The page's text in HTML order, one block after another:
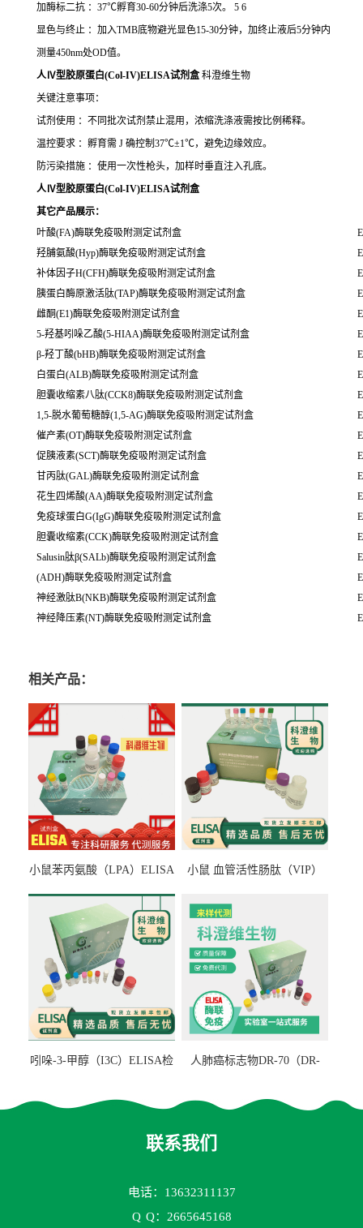
加酶标二抗 ：37℃孵育30-60分钟后洗涤5次。 5 6
显色与终止 ：加入TMB底物避光显色15-30分钟，加终止液后5分钟内
测量450nm处OD值。
人Ⅳ型胶原蛋白(Col-IV)ELISA试剂盒科澄维生物
关键注意事项：
试剂使用 ：不同批次试剂禁止混用，浓缩洗涤液需按比例稀释。
温控要求 ：孵育需 J 确控制37℃±1℃，避免边缘效应。
防污染措施 ：使用一次性枪头，加样时垂直注入孔底。
人Ⅳ型胶原蛋白(Col-IV)ELISA试剂盒
其它产品展示：
叶酸(FA)酶联免疫吸附测定试剂盒
羟脯氨酸(Hyp)酶联免疫吸附测定试剂盒
补体因子H(CFH)酶联免疫吸附测定试剂盒
胰蛋白酶原激活肽(TAP)酶联免疫吸附测定试剂盒
雌酮(E1)酶联免疫吸附测定试剂盒
5-羟基吲哚乙酸(5-HIAA)酶联免疫吸附测定试剂盒
β-羟丁酸(bHB)酶联免疫吸附测定试剂盒
白蛋白(ALB)酶联免疫吸附测定试剂盒
胆囊收缩素八肽(CCK8)酶联免疫吸附测定试剂盒
1,5-脱水葡萄糖醇(1,5-AG)酶联免疫吸附测定试剂盒
催产素(OT)酶联免疫吸附测定试剂盒
促胰液素(SCT)酶联免疫吸附测定试剂盒
甘丙肽(GAL)酶联免疫吸附测定试剂盒
花生四烯酸(AA)酶联免疫吸附测定试剂盒
免疫球蛋白G(IgG)酶联免疫吸附测定试剂盒
胆囊收缩素(CCK)酶联免疫吸附测定试剂盒
Salusin肽β(SALb)酶联免疫吸附测定试剂盒
(ADH)酶联免疫吸附测定试剂盒
神经激肽B(NKB)酶联免疫吸附测定试剂盒
神经降压素(NT)酶联免疫吸附测定试剂盒
相关产品：
小鼠苯丙氨酸（LPA）ELISA
小鼠 血管活性肠肽（VIP）
吲哚-3-甲醇（I3C）ELISA检
人肺癌标志物DR-70（DR-
联系我们
电话：13632311137
Q Q：2665645168